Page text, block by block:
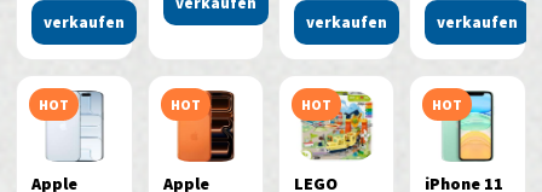
verkaufen verkaufen verkaufen
HOT
Apple
HOT
Apple
HOT
LEGO
HOT
iPhone 11